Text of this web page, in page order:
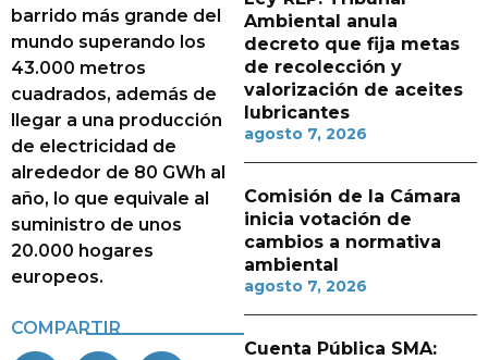
barrido más grande del
mundo superando los
43.000 metros
cuadrados, además de
llegar a una producción
de electricidad de
alrededor de 80 GWh al
año, lo que equivale al
suministro de unos
20.000 hogares
europeos.
COMPARTIR
Ambiental anula
decreto que fija metas
de recolección y
valorización de aceites
lubricantes
agosto 7, 2026
Comisión de la Cámara
inicia votación de
cambios a normativa
ambiental
agosto 7, 2026
Cuenta Pública SMA: